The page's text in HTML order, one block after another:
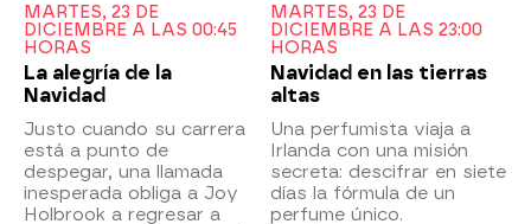
MARTES, 23 DE
DICIEMBRE A LAS 00:45
HORAS
La alegría de la
Navidad
Justo cuando su carrera
está a punto de
despegar, una llamada
inesperada obliga a Joy
Holbrook a regresar a
MARTES, 23 DE
DICIEMBRE A LAS 23:00
HORAS
Navidad en las tierras
altas
Una perfumista viaja a
Irlanda con una misión
secreta: descifrar en siete
días la fórmula de un
perfume único.